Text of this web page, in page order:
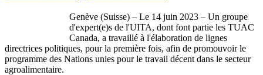
Genève (Suisse) – Le 14 juin 2023 – Un groupe
d'expert(e)s de l'UITA, dont font partie les TUAC
Canada, a travaillé à l'élaboration de lignes
directrices politiques, pour la première fois, afin de promouvoir le
programme des Nations unies pour le travail décent dans le secteur
agroalimentaire.